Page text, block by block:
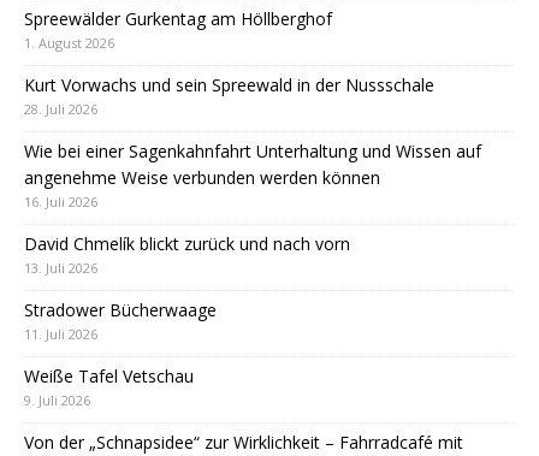
Spreewälder Gurkentag am Höllberghof
1. August 2026
Kurt Vorwachs und sein Spreewald in der Nussschale
28. Juli 2026
Wie bei einer Sagenkahnfahrt Unterhaltung und Wissen auf
angenehme Weise verbunden werden können
16. Juli 2026
David Chmelík blickt zurück und nach vorn
13. Juli 2026
Stradower Bücherwaage
11. Juli 2026
Weiße Tafel Vetschau
9. Juli 2026
Von der „Schnapsidee“ zur Wirklichkeit – Fahrradcafé mit